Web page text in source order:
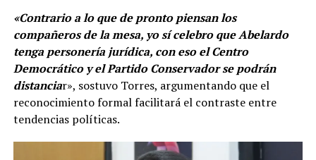
«Contrario a lo que de pronto piensan los
compañeros de la mesa, yo sí celebro que Abelardo
tenga personería jurídica, con eso el Centro
Democrático y el Partido Conservador se podrán
distanciar», sostuvo Torres, argumentando que el
reconocimiento formal facilitará el contraste entre
tendencias políticas.